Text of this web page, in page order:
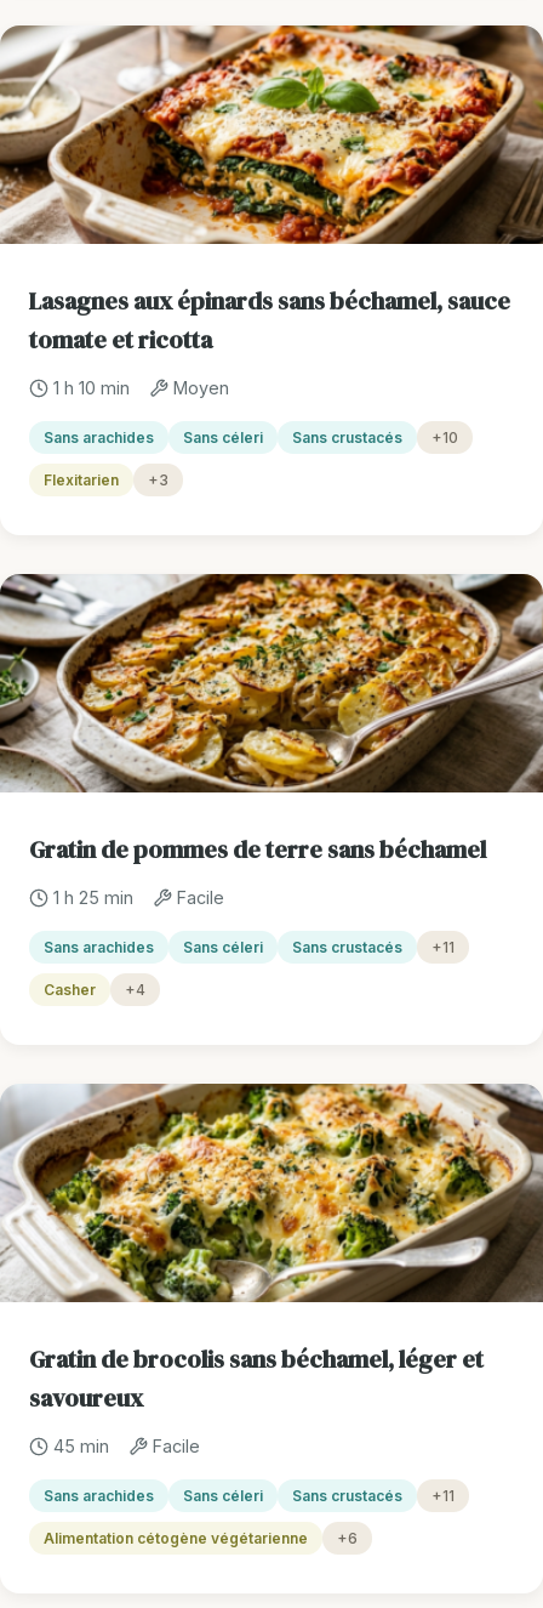
Lasagnes aux épinards sans béchamel, sauce
tomate et ricotta
1 h 10 min Moyen
Sans arachides Sans céleri Sans crustacés +10
Flexitarien +3
Gratin de pommes de terre sans béchamel
1 h 25 min Facile
Sans arachides Sans céleri Sans crustacés +11
Casher +4
Gratin de brocolis sans béchamel, léger et
savoureux
45 min Facile
Sans arachides Sans céleri Sans crustacés +11
Alimentation cétogène végétarienne +6